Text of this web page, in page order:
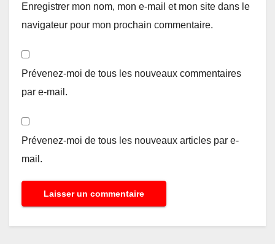
Enregistrer mon nom, mon e-mail et mon site dans le
navigateur pour mon prochain commentaire.
Prévenez-moi de tous les nouveaux commentaires
par e-mail.
Prévenez-moi de tous les nouveaux articles par e-
mail.